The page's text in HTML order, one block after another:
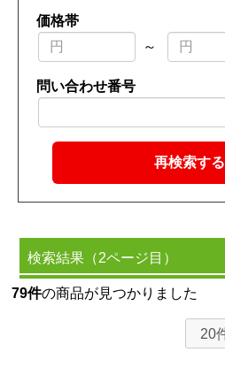
価格帯
～
問い合わせ番号
再検索する
検索結果（2ページ目）
79件の商品が見つかりました